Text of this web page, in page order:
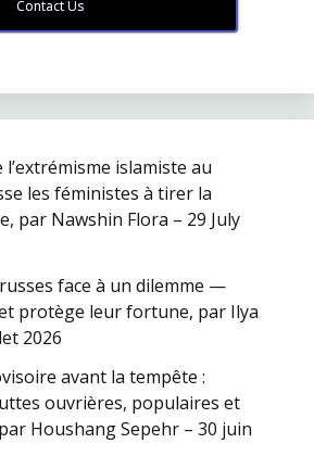
Contact Us
islamiste au
les féministes à tirer la
par Nawshin Flora – 29 July
face à un dilemme —
protège leur fortune, par Ilya
2026
avant la tempête :
ouvrières, populaires et
Houshang Sepehr – 30 juin